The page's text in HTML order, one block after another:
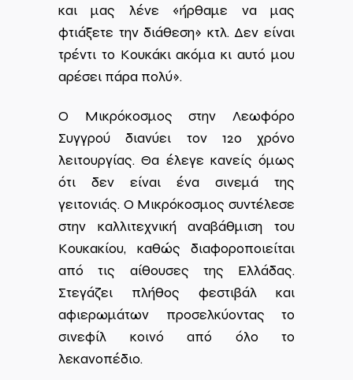
και μας λένε «ήρθαμε να μας
φτιάξετε την διάθεση» κτλ. Δεν είναι
τρέντι το Κουκάκι ακόμα κι αυτό μου
αρέσει πάρα πολύ».
Ο Μικρόκοσμος στην Λεωφόρο
Συγγρού διανύει τον 12ο χρόνο
λειτουργίας. Θα έλεγε κανείς όμως
ότι δεν είναι ένα σινεμά της
γειτονιάς. Ο Μικρόκοσμος συντέλεσε
στην καλλιτεχνική αναβάθμιση του
Κουκακίου, καθώς διαφοροποιείται
από τις αίθουσες της Ελλάδας.
Στεγάζει πλήθος φεστιβάλ και
αφιερωμάτων προσελκύοντας το
σινεφίλ κοινό από όλο το
λεκανοπέδιο.